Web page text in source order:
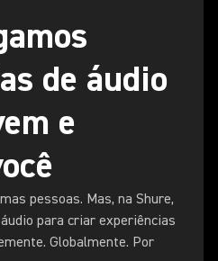
de áudio
e
pessoas. Mas, na Shure,
para criar experiências
Globalmente. Por